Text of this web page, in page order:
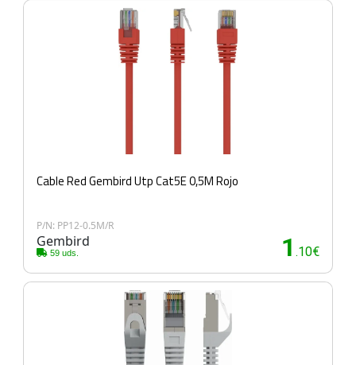
Cable Red Gembird Utp Cat5E 0,5M Rojo
P/N: PP12-0.5M/R
Gembird
59 uds. 1 .10€